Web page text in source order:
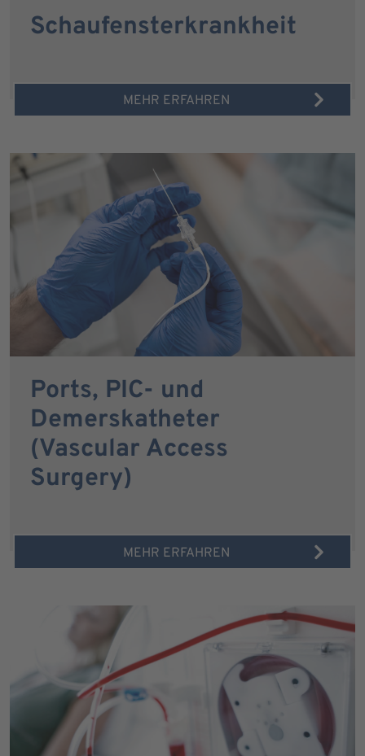
Schaufensterkrankheit
MEHR ERFAHREN
Ports, PIC- und
Demerskatheter
(Vascular Access
Surgery)
MEHR ERFAHREN